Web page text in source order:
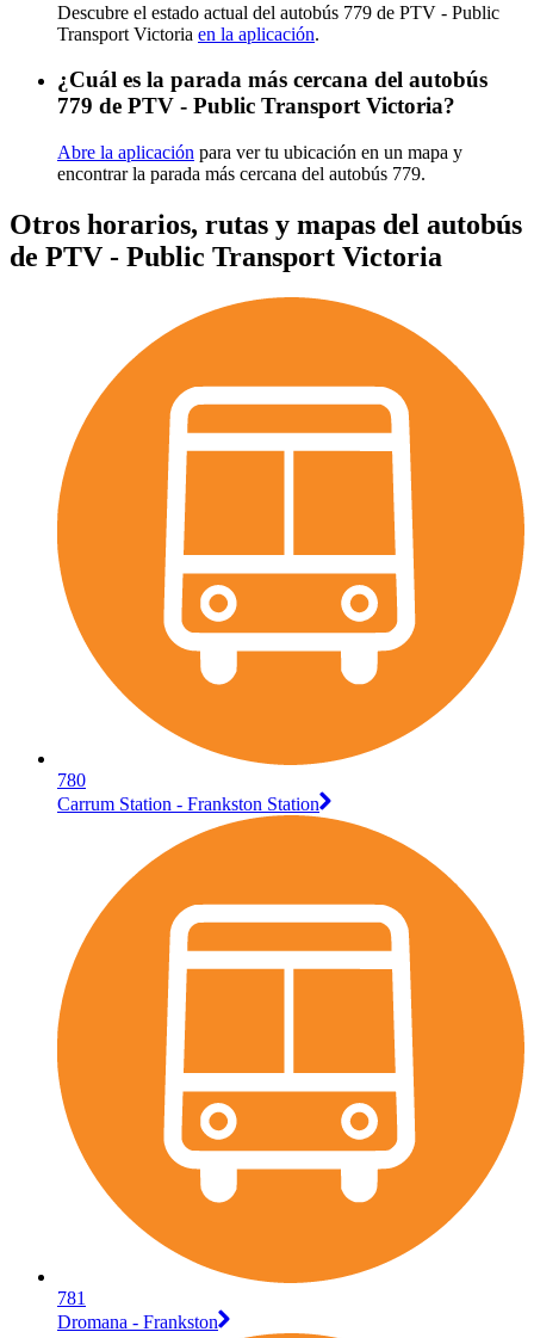
Descubre el estado actual del autobús 779 de PTV - Public
Transport Victoria en la aplicación.
¿Cuál es la parada más cercana del autobús
779 de PTV - Public Transport Victoria?
Abre la aplicación para ver tu ubicación en un mapa y
encontrar la parada más cercana del autobús 779.
Otros horarios, rutas y mapas del autobús
de PTV - Public Transport Victoria
780
Carrum Station - Frankston Station
781
Dromana - Frankston